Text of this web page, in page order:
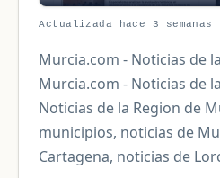
Actualizada hace 3 semanas
Murcia.com - Noticias de
Murcia.com - Noticias de
Noticias de la Region de
municipios, noticias de
Cartagena, noticias de